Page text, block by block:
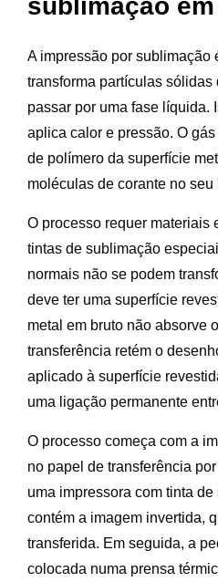
sublimação
A impressão por sublimação
transforma partículas sólidas
passar por uma fase líquida.
aplica calor e pressão. O
de polímero da superfície
moléculas de corante no seu
O processo requer materiais
tintas de sublimação
normais não se podem
deve ter uma superfície
metal em bruto não absorve
transferência retém o
aplicado à superfície
uma ligação permanente
O processo começa com a
no papel de transferência
uma impressora com tinta de
contém a imagem invertida,
transferida. Em seguida, a
colocada numa prensa